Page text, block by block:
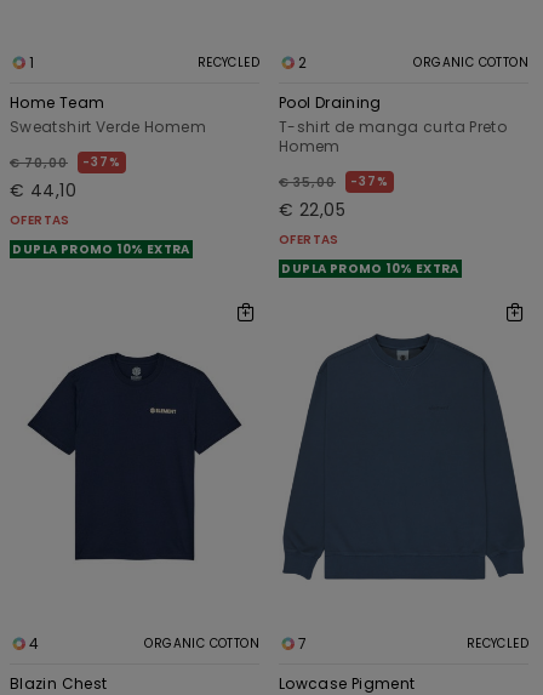
1 RECYCLED
Home Team
Sweatshirt Verde Homem
€ 70,00 37%
€ 44,10
OFERTAS
DUPLA PROMO 10% EXTRA
2 ORGANIC COTTON
Pool Draining
T-shirt de manga curta Preto
Homem
€ 35,00 37%
€ 22,05
OFERTAS
DUPLA PROMO 10% EXTRA
4 ORGANIC COTTON
Blazin Chest
7 RECYCLED
Lowcase Pigment